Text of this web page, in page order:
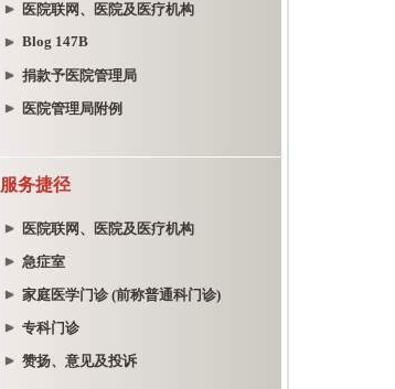
医院联网、医院及医疗机构
Blog 147B
捐款予医院管理局
医院管理局附例
服务捷径
医院联网、医院及医疗机构
急症室
家庭医学门诊 (前称普通科门诊)
专科门诊
赞扬、意见及投诉